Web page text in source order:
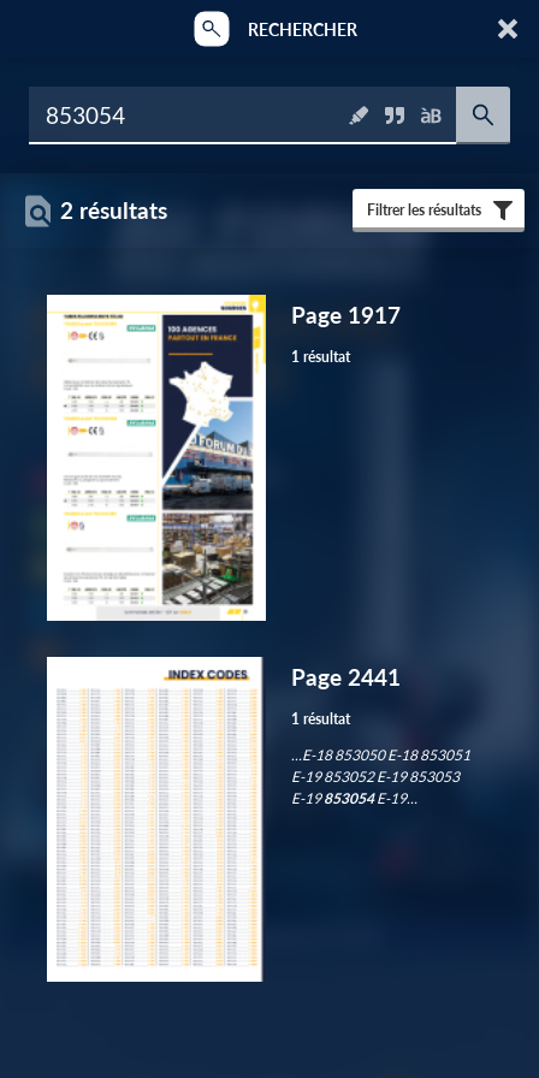
RECHERCHER
2 résultats Filtrer les résultats
Page 1917
1 résultat
Page 2441
1 résultat
…E-18 853050 E-18 853051
E-19 853052 E-19 853053
E-19853054E-19…